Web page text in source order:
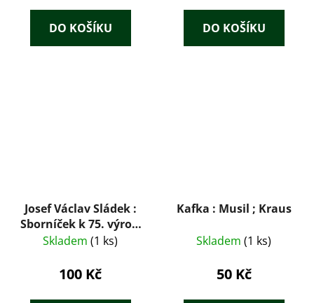
DO KOŠÍKU DO KOŠÍKU
Josef Václav Sládek :
Sborníček k 75. výročí
úmrtí básníka
Skladem (1 ks)
100 Kč
Kafka : Musil ; Kraus
Skladem (1 ks)
50 Kč